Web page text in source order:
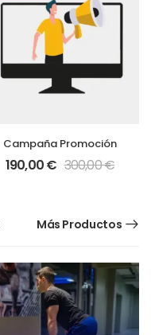
Campaña Promoción
190,00€ 300,00€
Más Productos